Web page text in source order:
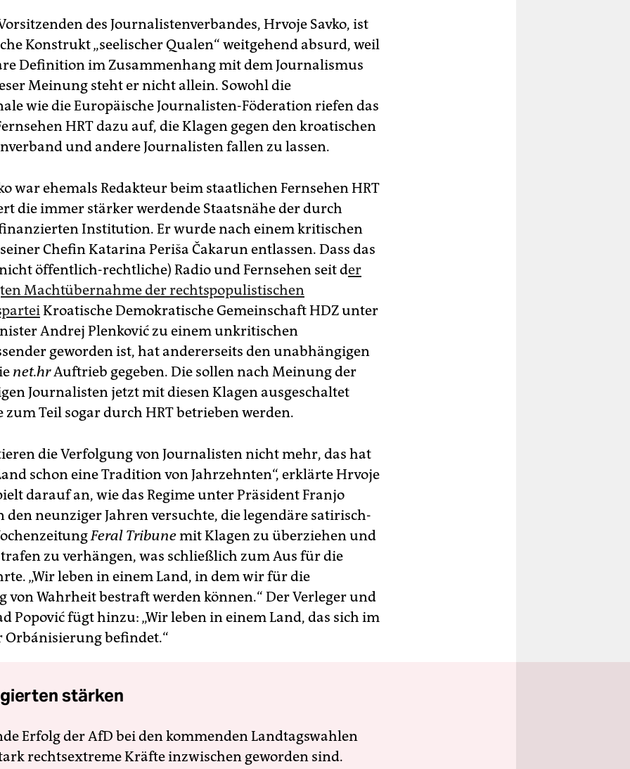
des Journalistenverbandes, Hrvoje Savko, ist
Konstrukt „seelischer Qualen“ weitgehend absurd, weil
Definition im Zusammenhang mit dem Journalismus
Meinung steht er nicht allein. Sowohl die
wie die Europäische Journalisten-Föderation riefen das
HRT dazu auf, die Klagen gegen den kroatischen
und andere Journalisten fallen zu lassen.
war ehemals Redakteur beim staatlichen Fernsehen HRT
die immer stärker werdende Staatsnähe der durch
Institution. Er wurde nach einem kritischen
Chefin Katarina Periša Čakarun entlassen. Dass das
öffentlich-rechtliche) Radio und Fernsehen seit der
Machtübernahme der rechtspopulistischen
Kroatische Demokratische Gemeinschaft HDZ unter
Andrej Plenković zu einem unkritischen
geworden ist, hat andererseits den unabhängigen
net.hrAuftrieb gegeben. Die sollen nach Meinung der
Journalisten jetzt mit diesen Klagen ausgeschaltet
zum Teil sogar durch HRT betrieben werden.
die Verfolgung von Journalisten nicht mehr, das hat
schon eine Tradition von Jahrzehnten“, erklärte Hrvoje
darauf an, wie das Regime unter Präsident Franjo
den neunziger Jahren versuchte, die legendäre satirisch-
Feral Tribunemit Klagen zu überziehen und
zu verhängen, was schließlich zum Aus für die
„Wir leben in einem Land, in dem wir für die
von Wahrheit bestraft werden können.“ Der Verleger und
Popović fügt hinzu: „Wir leben in einem Land, das sich im
Orbánisierung befindet.“
stärken
Erfolg der AfD bei den kommenden Landtagswahlen
rechtsextreme Kräfte inzwischen geworden sind.